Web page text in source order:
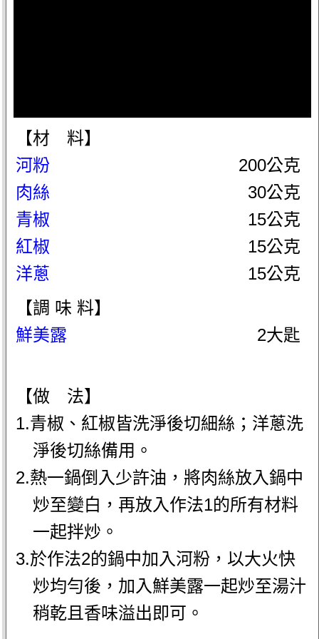
【材 料】
河粉
200公克
肉絲
30公克
青椒
15公克
紅椒
15公克
洋蔥
15公克
【調 味 料】
鮮美露
2大匙
【做 法】
1.青椒、紅椒皆洗淨後切細絲；洋蔥洗
淨後切絲備用。
2.熱一鍋倒入少許油，將肉絲放入鍋中
炒至變白，再放入作法1的所有材料
一起拌炒。
3.於作法2的鍋中加入河粉，以大火快
炒均勻後，加入鮮美露一起炒至湯汁
稍乾且香味溢出即可。